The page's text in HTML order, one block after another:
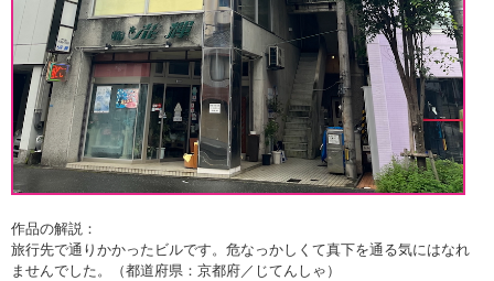
作品の解説：
旅行先で通りかかったビルです。危なっかしくて真下を通る気にはなれ
ませんでした。（都道府県：京都府／じてんしゃ）